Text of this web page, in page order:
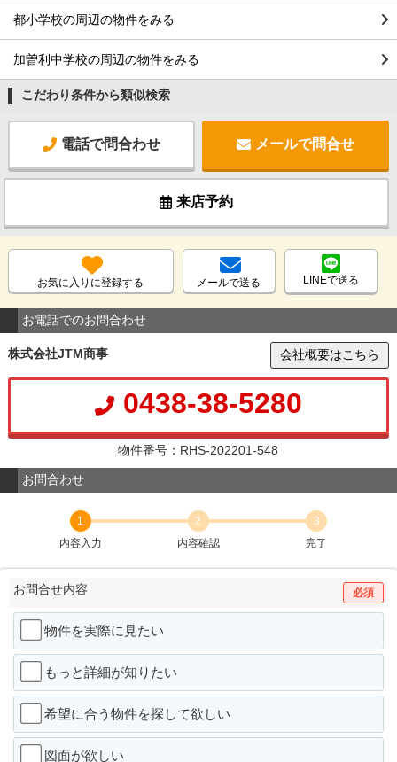
都小学校の周辺の物件をみる
加曽利中学校の周辺の物件をみる
こだわり条件から類似検索
電話で問合わせ メールで問合せ
来店予約
お気に入りに登録する メールで送る LINEで送る
お電話でのお問合わせ
株式会社JTM商事 会社概要はこちら
0438-38-5280
物件番号：RHS-202201-548
お問合わせ
1
内容入力
2
内容確認
3
完了
お問合せ内容 必須
物件を実際に見たい
もっと詳細が知りたい
希望に合う物件を探して欲しい
図面が欲しい